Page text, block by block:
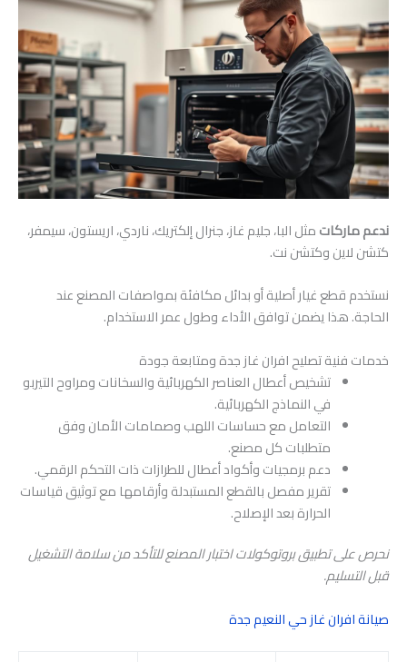
ندعم ماركاتمثل البا، جليم غاز، جنرال إلكتريك، ناردي، اريستون، سيمفر،
كتشن لاين وكتشن نت.
نستخدم قطع غيار أصلية أو بدائل مكافئة بمواصفات المصنع عند
الحاجة. هذا يضمن توافق الأداء وطول عمر الاستخدام.
خدمات فنية تصليح افران غاز جدة ومتابعة جودة
تشخيص أعطال العناصر الكهربائية والسخانات ومراوح التيربو
في النماذج الكهربائية.
التعامل مع حساسات اللهب وصمامات الأمان وفق
متطلبات كل مصنع.
دعم برمجيات وأكواد أعطال للطرازات ذات التحكم الرقمي.
تقرير مفصل بالقطع المستبدلة وأرقامها مع توثيق قياسات
الحرارة بعد الإصلاح.
نحرص على تطبيق بروتوكولات اختبار المصنع للتأكد من سلامة التشغيل
قبل التسليم.
صيانة افران غاز حي النعيم جدة